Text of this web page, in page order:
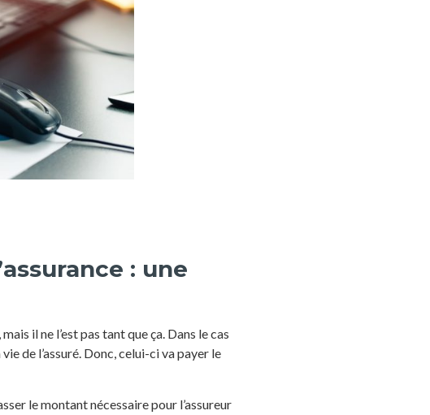
: une
il ne l’est pas tant que ça. Dans le cas
de l’assuré. Donc, celui-ci va payer le
le montant nécessaire pour l’assureur